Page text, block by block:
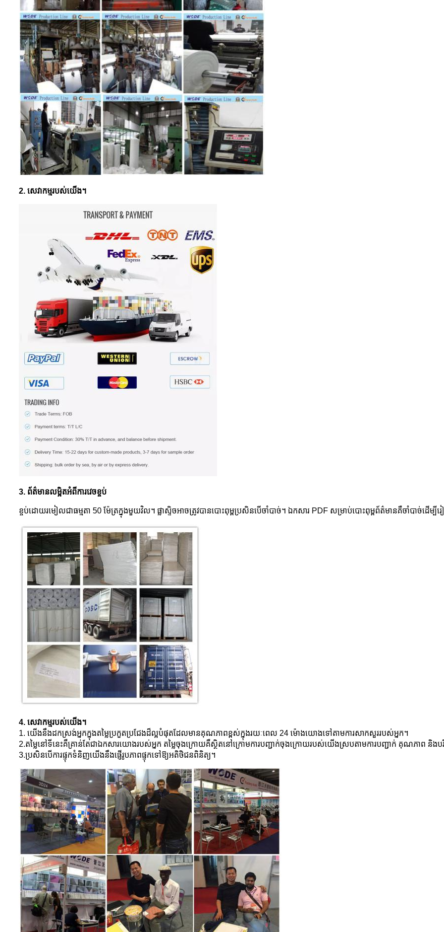
2. សេវាកម្មរបស់យើង។
3. ព័ត៌មានលម្អិតអំពីការវេចខ្ចប់
ខ្ចប់ដោយរមៀលជាធម្មតា 50 ម៉ែត្រក្នុងមួយវិល។ ផ្លាស្ទិចអាចត្រូវបានបោះពុម្ពប្រសិនបើចាំបាច់។ ឯកសារ PDF សម្រាប់បោះពុម្ពព័ត៌មានគឺចាំបាច់ដើម្បីរ
4. សេវាកម្មរបស់យើង។
1. យើងនឹងដកស្រង់អ្នកក្នុងតម្លៃប្រកួតប្រជែងដ៏ល្អបំផុតដែលមានគុណភាពខ្ពស់ក្នុងរយៈពេល 24 ម៉ោងយោងទៅតាមការសាកសួររបស់អ្នក។
2.តម្លៃនៅទីនេះគឺគ្រាន់តែជាឯកសារយោងរបស់អ្នក តម្លៃចុងក្រោយគឺស្ថិតនៅក្រោមការបញ្ជាក់ចុងក្រោយរបស់យើងស្របតាមការបញ្ជាក់ គុណភាព
3.ប្រសិនបើការផ្ទុកទំនិញយើងនឹងផ្ញើរូបភាពផ្ទុកទៅឱ្យអតិថិជនពិនិត្យ។